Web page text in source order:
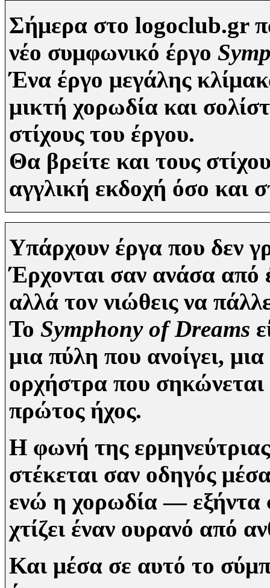
Σήμερα στο logoclub.gr
νέο συμφωνικό έργο
Ένα έργο μεγάλης
μικτή χορωδία και
στίχους του έργου.
Θα βρείτε και τους
αγγλική εκδοχή όσο και
Υπάρχουν έργα που δεν
Έρχονται σαν ανάσα από
αλλά τον νιώθεις να
Το Symphony of Dreams
μια πύλη που ανοίγει,
ορχήστρα που σηκώνεται
πρώτος ήχος.
Η φωνή της
στέκεται σαν οδηγός
ενώ η χορωδία — εξήντα
χτίζει έναν ουρανό από
Και μέσα σε αυτό το